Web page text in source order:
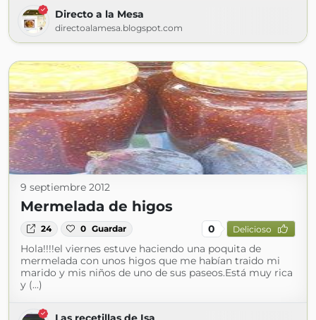
Directo a la Mesa
directoalamesa.blogspot.com
9 septiembre 2012
Mermelada de higos
24 0 Guardar 0 Delicioso
Hola!!!!el viernes estuve haciendo una poquita de
mermelada con unos higos que me habían traido mi
marido y mis niños de uno de sus paseos.Está muy rica
y (...)